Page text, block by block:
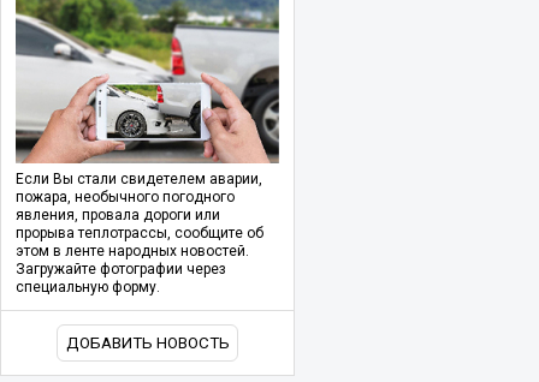
Если Вы стали свидетелем аварии,
пожара, необычного погодного
явления, провала дороги или
прорыва теплотрассы, сообщите об
этом в ленте народных новостей.
Загружайте фотографии через
специальную форму.
ДОБАВИТЬ НОВОСТЬ